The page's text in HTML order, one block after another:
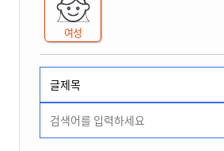
여성